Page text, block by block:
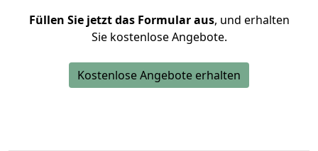
Füllen Sie jetzt das Formular aus, und erhalten
Sie kostenlose Angebote.
Kostenlose Angebote erhalten